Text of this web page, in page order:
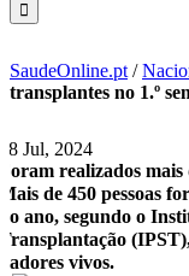
SaudeOnline.pt /
transplantes no 1.º
18 Jul, 2024
Foram realizados mais
Mais de 450 pessoas
do ano, segundo o
Transplantação
dadores vivos.